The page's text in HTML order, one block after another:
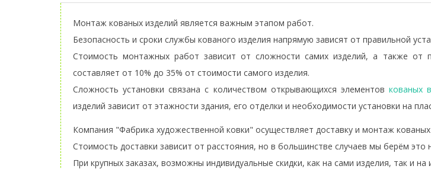
Монтаж кованых изделий является важным этапом работ.
Безопасность и сроки службы кованого изделия напрямую зависят от правильной
Стоимость монтажных работ зависит от сложности самих изделий, а также от
составляет от 10% до 35% от стоимости самого изделия.
Сложность установки связана с количеством открывающихся элементов кованых
изделий зависит от этажности здания, его отделки и необходимости установки на
Компания "Фабрика художественной ковки" осуществляет доставку и монтаж
Стоимость доставки зависит от расстояния, но в большинстве случаев мы берём это
При крупных заказах, возможны индивидуальные скидки, как на сами изделия, так и